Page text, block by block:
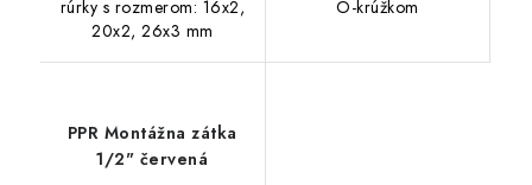
rúrky s rozmerom: 16x2,
20x2, 26x3 mm
O-krúžkom
PPR Montážna zátka
1/2" červená